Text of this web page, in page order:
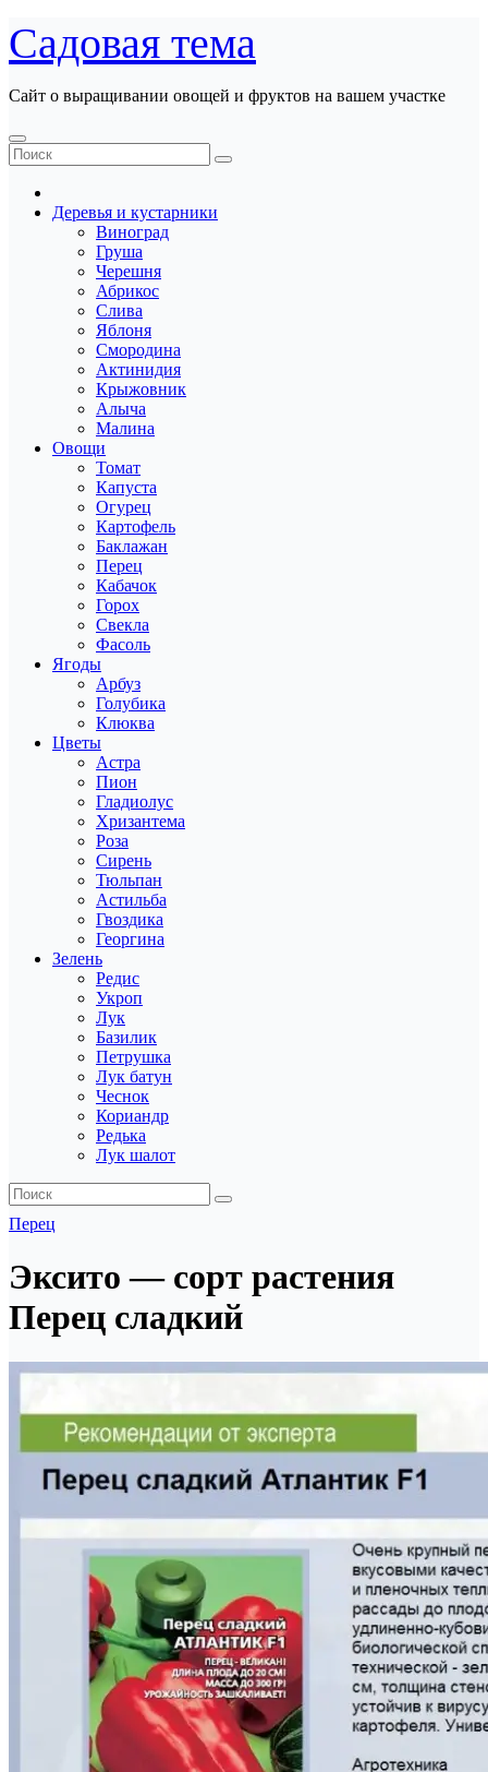
Перейти
к
содержанию
Садовая тема
Сайт о выращивании овощей и фруктов на вашем участке
Деревья и кустарники
Виноград
Груша
Черешня
Абрикос
Слива
Яблоня
Смородина
Актинидия
Крыжовник
Алыча
Малина
Овощи
Томат
Капуста
Огурец
Картофель
Баклажан
Перец
Кабачок
Горох
Свекла
Фасоль
Ягоды
Арбуз
Голубика
Клюква
Цветы
Астра
Пион
Гладиолус
Хризантема
Роза
Сирень
Тюльпан
Астильба
Гвоздика
Георгина
Зелень
Редис
Укроп
Лук
Базилик
Петрушка
Лук батун
Чеснок
Кориандр
Редька
Лук шалот
Перец
Эксито — сорт растения
Перец сладкий